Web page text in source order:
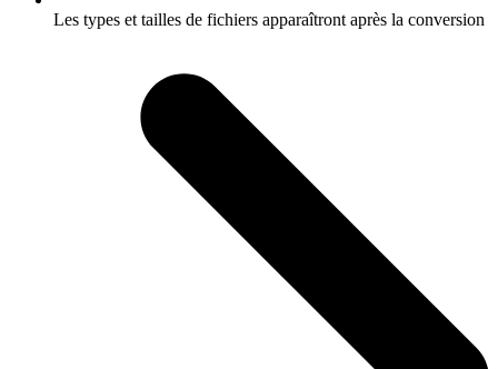
Les types et tailles de fichiers apparaîtront après la conversion